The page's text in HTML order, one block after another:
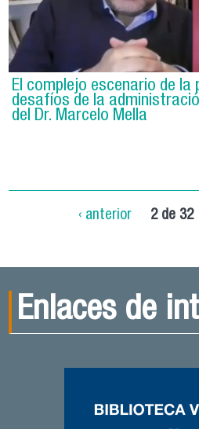
El complejo escenario de
desafíos de la
del Dr. Marcelo Mella
‹ anterior 2 de 32
Enlaces de